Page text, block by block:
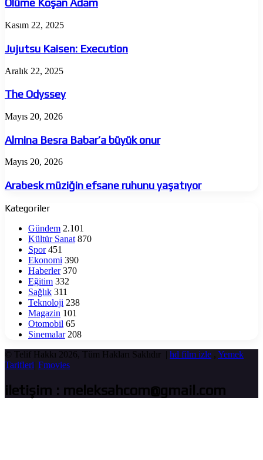
Ölüme Koşan Adam
Jujutsu
Execution
Kasım 22, 2025
Jujutsu Kaisen: Execution
The
Aralık 22, 2025
The Odyssey
Almina
Babar’a
büyük
onur
Mayıs 20, 2026
Almina Besra Babar’a büyük onur
Arabesk
efsane
ruhunu
yaşatıyor
Mayıs 20, 2026
Arabesk müziğin efsane ruhunu yaşatıyor
Kategoriler
Gündem 2.101
Kültür Sanat 870
Spor 451
Ekonomi 390
Haberler 370
Eğitim 332
Sağlık 311
Teknoloji 238
Magazin 101
Otomobil 65
Sinemalar 208
© Telif Hakkı 2026, Tüm Hakları Saklıdır | hd film izle , Yemek
Tarifleri| Fmovies
iletişim : meleksahcom@gmail.com